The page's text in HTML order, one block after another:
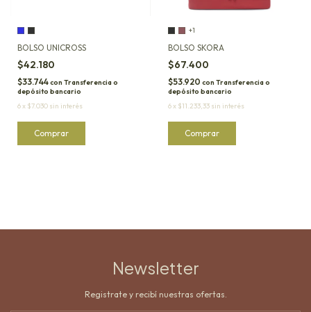
BOLSO UNICROSS
$42.180
$33.744con Transferencia o
depósito bancario
6x $7.030 sin interés
Comprar
+1
BOLSO SKORA
$67.400
$53.920 con Transferencia o
depósito bancario
6x $11.233,33 sin interés
Comprar
Newsletter
Registrate y recibí nuestras ofertas.